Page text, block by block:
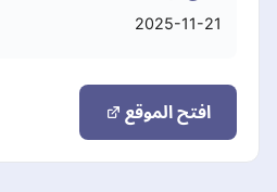
2025-11-21
افتح الموقع